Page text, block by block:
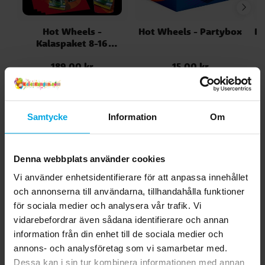
Samtycke Information Om
Denna webbplats använder cookies
Vi använder enhetsidentifierare för att anpassa innehållet
och annonserna till användarna, tillhandahålla funktioner
för sociala medier och analysera vår trafik. Vi
vidarebefordrar även sådana identifierare och annan
information från din enhet till de sociala medier och
annons- och analysföretag som vi samarbetar med.
Dessa kan i sin tur kombinera informationen med annan
Hot Wheels -
Kalaspaket 8-16
Pris:189,00 kr
189,00 kr
GÅ TILL
Hot Wheels - Partybox
Pris:15,00 kr
15,00 kr
Andra köpte även